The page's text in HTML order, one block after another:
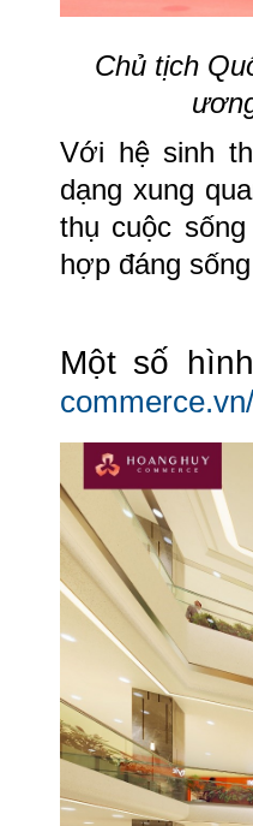
Chủ tịch
Với hệ sinh
dạng xung
thụ cuộc
hợp đáng
Một số
commerce.vn/